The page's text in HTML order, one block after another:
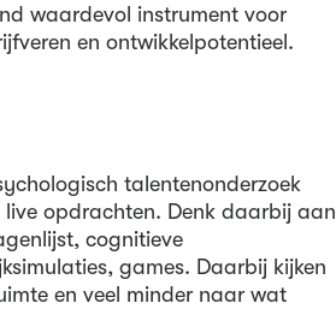
waardevol instrument voor
en ontwikkelpotentieel.
talentenonderzoek
opdrachten. Denk daarbij aan
cognitieve
games. Daarbij kijken
en veel minder naar wat